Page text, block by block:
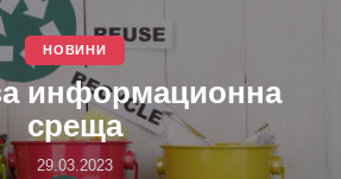
НОВИНИ
информационна
среща
29.03.2023